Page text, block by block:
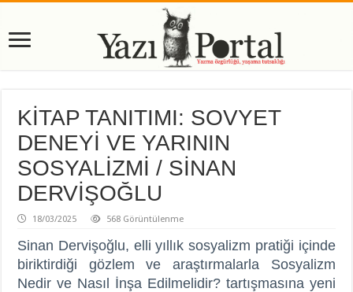
KİTAP TANITIMI: SOVYET
DENEYİ VE YARININ
SOSYALİZMİ / SİNAN
DERVİŞOĞLU
18/03/2025 568 Görüntülenme
Sinan Dervişoğlu, elli yıllık sosyalizm pratiği içinde
biriktirdiği gözlem ve araştırmalarla Sosyalizm
Nedir ve Nasıl İnşa Edilmelidir? tartışmasına yeni